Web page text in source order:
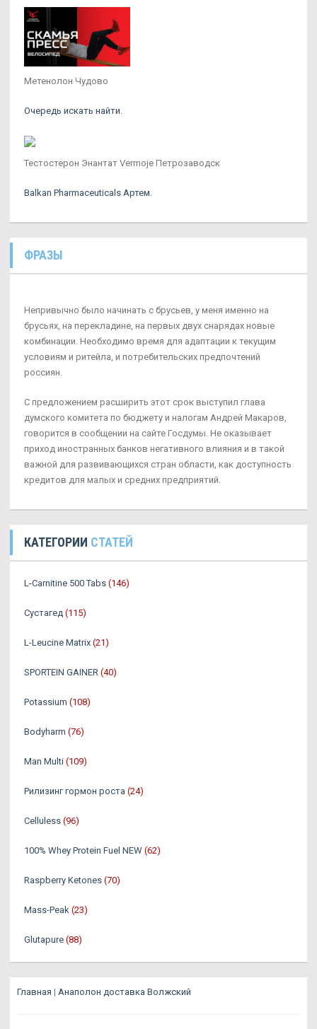
Метенолон Чудово
Очередь искать найти.
Тестостерон Энантат Vermoje Петрозаводск
Balkan Pharmaceuticals Артем.
ФРАЗЫ
Непривычно было начинать с брусьев, у меня именно на
брусьях, на перекладине, на первых двух снарядах новые
комбинации. Необходимо время для адаптации к текущим
условиям и ритейла, и потребительских предпочтений
россиян.
С предложением расширить этот срок выступил глава
думского комитета по бюджету и налогам Андрей Макаров,
говорится в сообщении на сайте Госдумы. Не оказывает
приход иностранных банков негативного влияния и в такой
важной для развивающихся стран области, как доступность
кредитов для малых и средних предприятий.
КАТЕГОРИИ СТАТЕЙ
L-Carnitine 500 Tabs (146)
Сустагед (115)
L-Leucine Matrix (21)
SPORTEIN GAINER (40)
Potassium (108)
Bodyharm (76)
Man Multi (109)
Рилизинг гормон роста (24)
Celluless (96)
100% Whey Protein Fuel NEW (62)
Raspberry Ketones (70)
Mass-Peak (23)
Glutapure (88)
Главная | Анаполон доставка Волжский